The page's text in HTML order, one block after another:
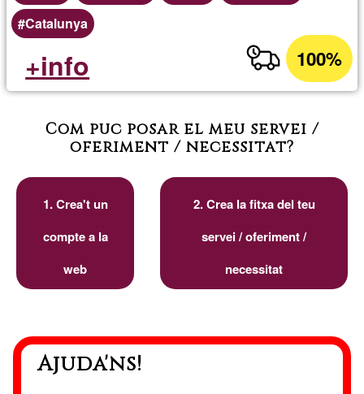
Catalunya
100%
+info
Com puc posar el meu servei /
oferiment / necessitat?
1. Crea't un
compte a la
web
2. Crea la fitxa del teu
servei / oferiment /
necessitat
Ajuda'ns!